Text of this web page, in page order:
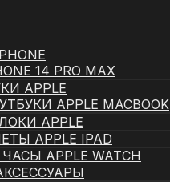
14 PRO MAX
APPLE
APPLE MACBOOK
APPLE
APPLE IPAD
APPLE WATCH